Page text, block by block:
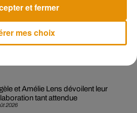
2026
sort enfin le remix de « Love
» avec Kylie Minogue
2026
et Amélie Lens dévoilent leur
tant attendue
mes choix
et fermer